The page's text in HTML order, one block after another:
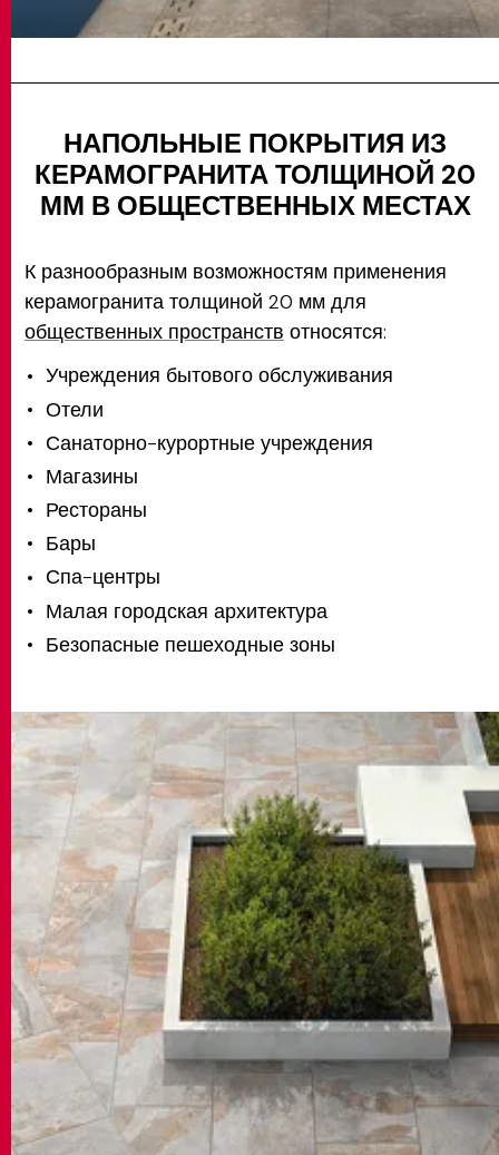
НАПОЛЬНЫЕ ПОКРЫТИЯ ИЗ
КЕРАМОГРАНИТА ТОЛЩИНОЙ 20
ММ В ОБЩЕСТВЕННЫХ МЕСТАХ
К разнообразным возможностям применения
керамогранита толщиной 20 мм для
общественных пространств относятся:
Учреждения бытового обслуживания
Отели
Санаторно-курортные учреждения
Магазины
Рестораны
Бары
Спа-центры
Малая городская архитектура
Безопасные пешеходные зоны